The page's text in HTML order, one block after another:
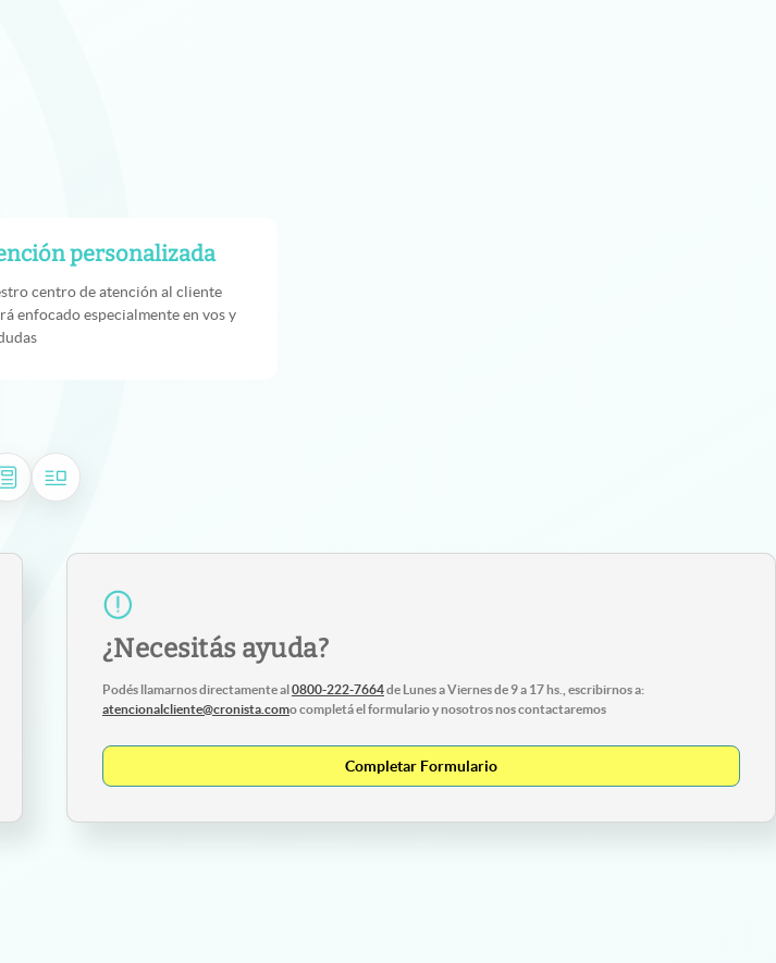
personalizada
centro de atención al cliente
enfocado especialmente en vos y
¿Necesitás ayuda?
Podés llamarnos directamente al0800-222-7664de Lunes a Viernes de 9 a 17 hs., escribirnos a:
atencionalcliente@cronista.como completá el formulario y nosotros nos contactaremos
Completar Formulario